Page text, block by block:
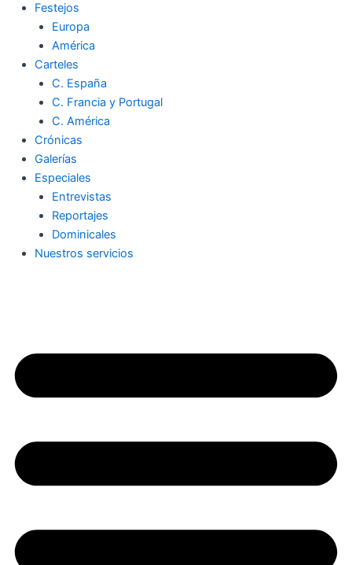
Festejos
Europa
América
Carteles
C. España
C. Francia y Portugal
C. América
Crónicas
Galerías
Especiales
Entrevistas
Reportajes
Dominicales
Nuestros servicios